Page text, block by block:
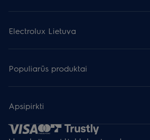
Electrolux Lietuva
Populiarūs produktai
Apsipirkti